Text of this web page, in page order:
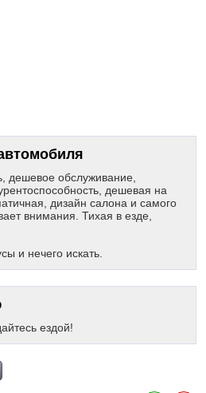
дешевое обслуживание,
дешевая на
дизайн салона и самого
внимания. Тихая в езде,
и нечего искать.
ездой!